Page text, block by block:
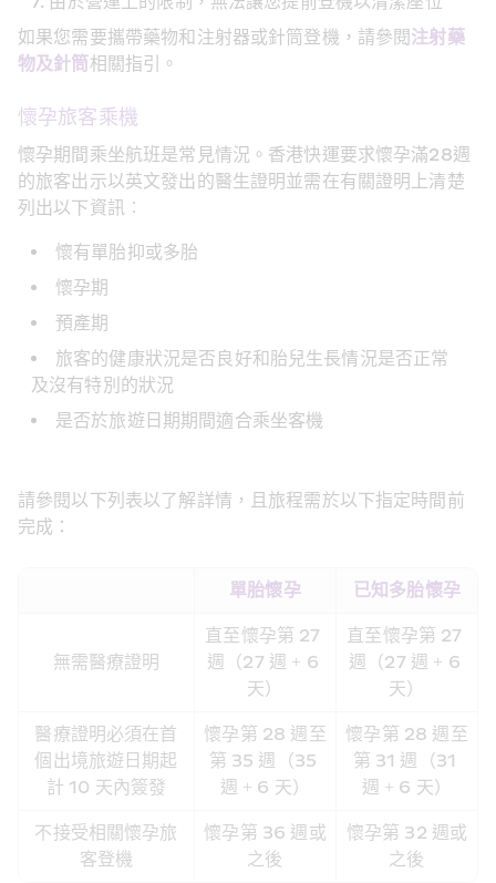
如果您需要攜帶藥物和注射器或針筒登機，請參閱 注射藥
物及針筒相關指引。
懷孕旅客乘機
懷孕期間乘坐航班是常見情況。香港快運要求懷孕滿28週
的旅客出示以英文發出的醫生證明並需在有關證明上清楚
列出以下資訊︰
懷有單胎抑或多胎
懷孕期
預產期
旅客的健康狀況是否良好和胎兒生長情況是否正常
及沒有特別的狀況
是否於旅遊日期期間適合乘坐客機
請參閱以下列表以了解詳情，且旅程需於以下指定時間前
完成：
單胎懷孕 已知多胎懷孕
無需醫療證明
直至懷孕第 27
週（27 週 + 6
天）
直至懷孕第 27
週（27 週 + 6
天）
醫療證明必須在首
個出境旅遊日期起
計 10 天內簽發
懷孕第 28 週至
第 35 週（35
週 + 6 天）
懷孕第 28 週至
第 31 週（31
週 + 6 天）
不接受相關懷孕旅
客登機
懷孕第 36 週或
之後
懷孕第 32 週或
之後